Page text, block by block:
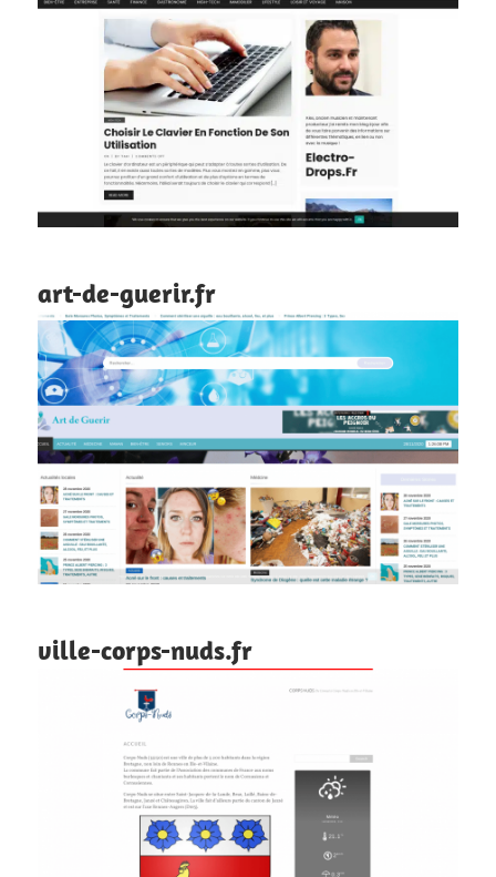
art-de-guerir.fr
ville-corps-nuds.fr